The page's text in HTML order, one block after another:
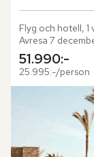
Flyg och hotell, 1
Avresa 7
51.990:-
25.995:-/person